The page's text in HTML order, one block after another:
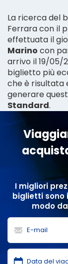
La ricerca del
Ferrara con il
effettuata il
Marino con
arrivo il 19/05/
biglietto più
che è risultata
generare
Standard.
I migliori
biglietti sono
modo